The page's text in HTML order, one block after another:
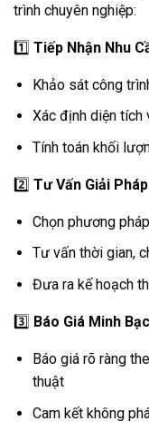
trình chuyên nghiệp:
1️⃣ Tiếp Nhận Nhu
Khảo sát công
Xác định diện tích
Tính toán khối
2️⃣ Tư Vấn Giải Pháp
Chọn phương
Tư vấn thời gian,
Đưa ra kế hoạch
3️⃣ Báo Giá Minh
Báo giá rõ ràng
thuật
Cam kết không